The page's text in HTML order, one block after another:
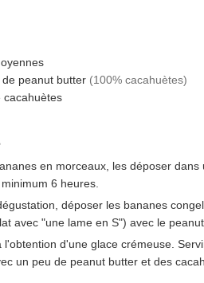
de peanut butter (100% cacahuètes)
cacahuètes
en morceaux, les déposer
6 heures.
déposer les bananes
avec "une lame en S") avec le
l'obtention d'une glace crémeuse.
un peu de peanut butter et des